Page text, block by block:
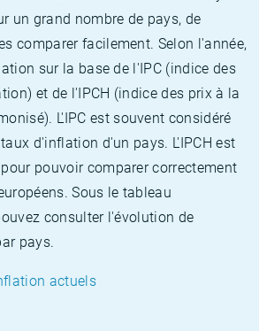
un grand nombre de pays, de
comparer facilement. Selon l'année,
sur la base de l'IPC (indice des
et de l'IPCH (indice des prix à la
L'IPC est souvent considéré
d'inflation d'un pays. L'IPCH est
pouvoir comparer correctement
Sous le tableau
consulter l'évolution de
pays.
actuels